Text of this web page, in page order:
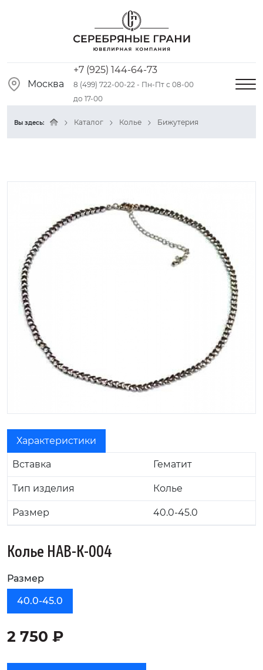
Москва
+7 (925) 144-64-73
8 (499) 722-00-22 - Пн-Пт с 08-00
до 17-00
Вы здесь: Каталог Колье Бижутерия
Характеристики
Вставка Гематит
Тип изделия Колье
Размер 40.0-45.0
Колье НАВ-К-004
Размер
40.0-45.0
2 750 ₽